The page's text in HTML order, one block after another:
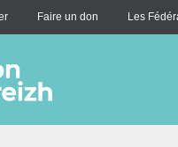
Faire un don Les